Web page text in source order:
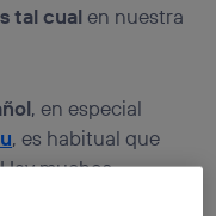
tal cualen nuestra
, en especial
, es habitual que
muchos